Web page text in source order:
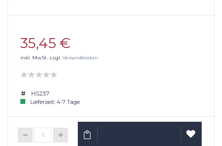
35,45 €
inkl. MwSt. zzgl. Versandkosten
HS237
Lieferzeit: 4-7 Tage